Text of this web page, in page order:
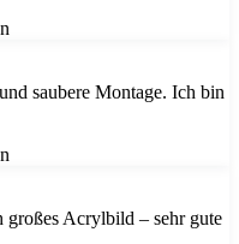
saubere Montage. Ich bin
großes Acrylbild – sehr gute